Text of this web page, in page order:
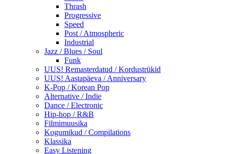
Thrash
Progressive
Speed
Post / Atmospheric
Industrial
Jazz / Blues / Soul
Funk
UUS! Remasterdatud / Kordustrükid
UUS! Aastapäeva / Anniversary
K-Pop / Korean Pop
Alternative / Indie
Dance / Electronic
Hip-hop / R&B
Filmimuusika
Kogumikud / Compilations
Klassika
Easy Listening